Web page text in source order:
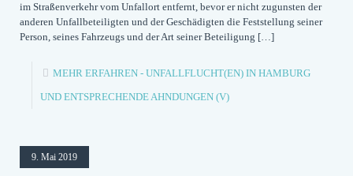
im Straßenverkehr vom Unfallort entfernt, bevor er nicht zugunsten der
anderen Unfallbeteiligten und der Geschädigten die Feststellung seiner
Person, seines Fahrzeugs und der Art seiner Beteiligung […]
MEHR ERFAHREN - UNFALLFLUCHT(EN) IN HAMBURG
UND ENTSPRECHENDE AHNDUNGEN (V)
9. Mai 2019